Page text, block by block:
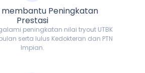
Peningkatan
Prestasi
peningkatan nilai tryout UTBK
serta lulus Kedokteran dan PTN
Impian.